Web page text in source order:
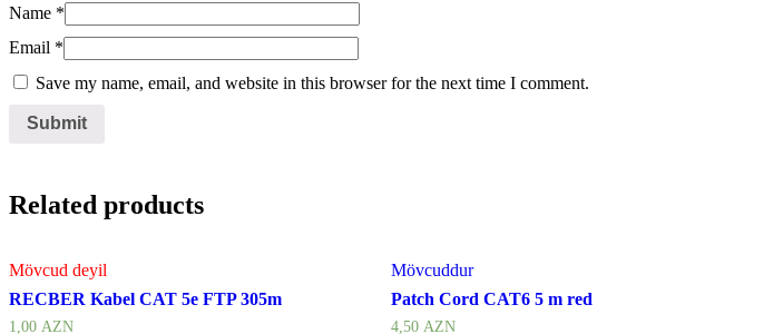
Name *
Email *
Save my name, email, and website in this browser for the next time I comment.
Related products
Mövcud deyil
RECBER Kabel CAT 5e FTP 305m
1,00 AZN
Mövcuddur
Patch Cord CAT6 5 m red
4,50AZN